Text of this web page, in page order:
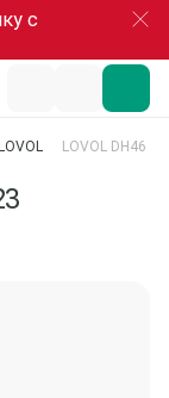
с
LOVOL LOVOL DH46